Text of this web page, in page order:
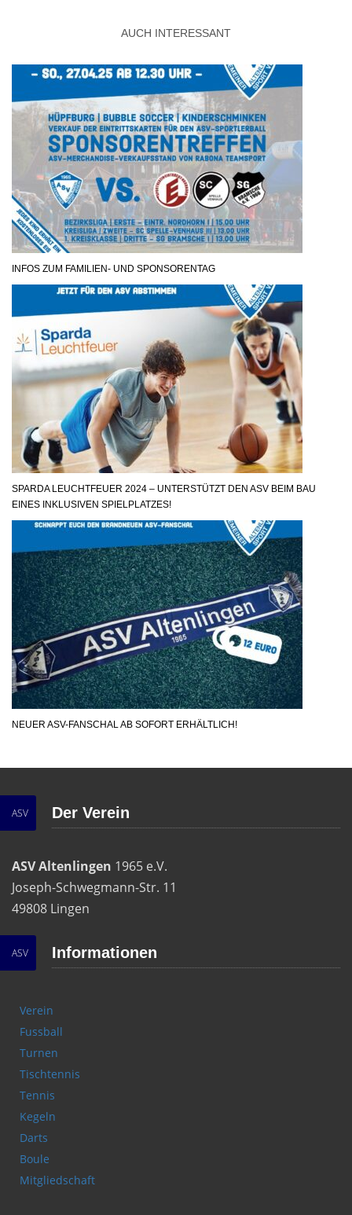
AUCH INTERESSANT
INFOS ZUM FAMILIEN- UND SPONSORENTAG
SPARDA LEUCHTFEUER 2024 – UNTERSTÜTZT DEN ASV BEIM BAU
EINES INKLUSIVEN SPIELPLATZES!
NEUER ASV-FANSCHAL AB SOFORT ERHÄLTLICH!
ASV Der Verein
ASV Altenlingen 1965 e.V.
Joseph-Schwegmann-Str. 11
49808 Lingen
ASV Informationen
Verein
Fussball
Turnen
Tischtennis
Tennis
Kegeln
Darts
Boule
Mitgliedschaft